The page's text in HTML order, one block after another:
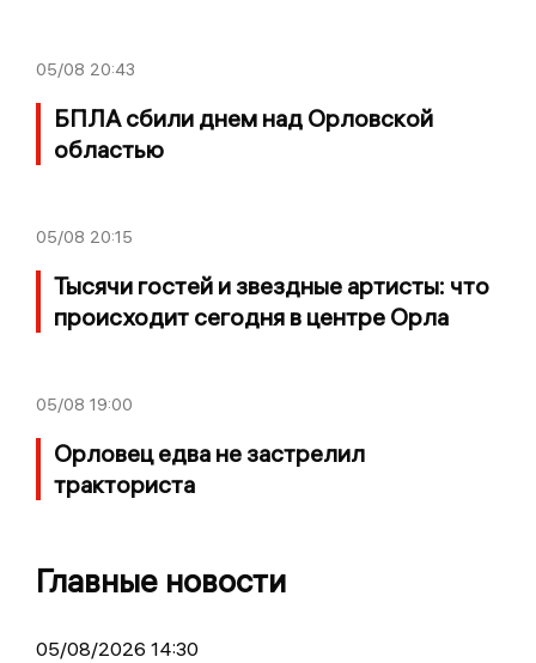
05/08 20:43
БПЛА сбили днем над Орловской
областью
05/08 20:15
Тысячи гостей и звездные артисты: что
происходит сегодня в центре Орла
05/08 19:00
Орловец едва не застрелил
тракториста
Главные новости
05/08/2026 14:30